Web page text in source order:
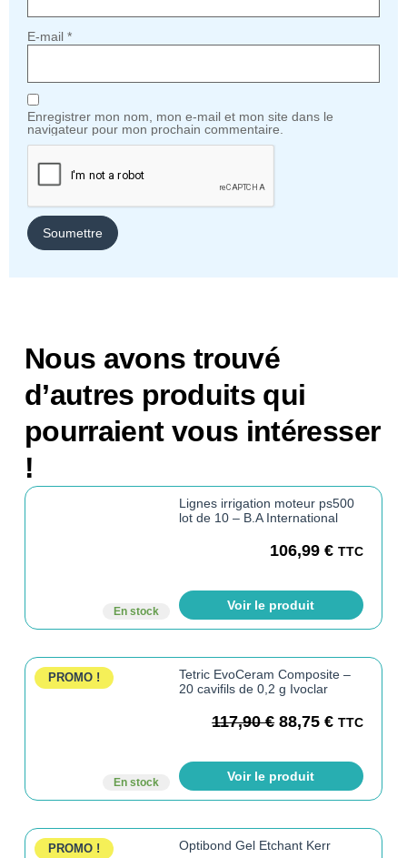
E-mail *
Enregistrer mon nom, mon e-mail et mon site dans le
navigateur pour mon prochain commentaire.
Nous avons trouvé
d’autres produits qui
pourraient vous intéresser
!
En stock
Lignes irrigation moteur ps500
lot de 10 – B.A International
106,99€ TTC
Voir le produit
PROMO !
En stock
Tetric EvoCeram Composite –
20 cavifils de 0,2 g Ivoclar
117,90€ 88,75€ TTC
Voir le produit
PROMO ! Optibond Gel Etchant Kerr